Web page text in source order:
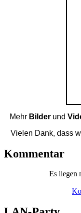
Mehr Bilder und
Vielen Dank, dass
Kommentar
Es liegen